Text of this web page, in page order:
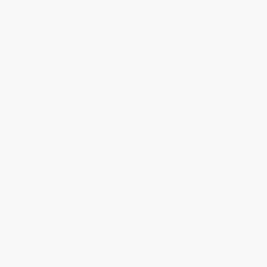
Öffnungszeiten und Informationen zu
erfolgt sind.
Raum werden aufgegriffen.